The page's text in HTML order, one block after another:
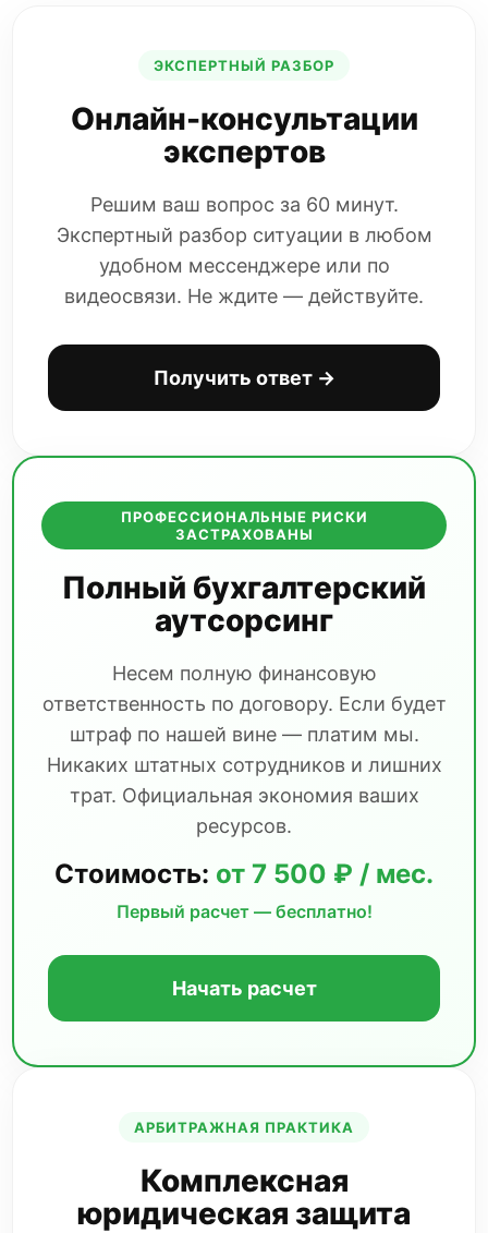
ЭКСПЕРТНЫЙ РАЗБОР
Онлайн-консультации
экспертов
Решим ваш вопрос за 60 минут.
Экспертный разбор ситуации в любом
удобном мессенджере или по
видеосвязи. Не ждите — действуйте.
Получить ответ →
ПРОФЕССИОНАЛЬНЫЕ РИСКИ
ЗАСТРАХОВАНЫ
Полный бухгалтерский
аутсорсинг
Несем полную финансовую
ответственность по договору. Если будет
штраф по нашей вине — платим мы.
Никаких штатных сотрудников и лишних
трат. Официальная экономия ваших
ресурсов.
Стоимость: от 7 500 ₽ / мес.
Первый расчет — бесплатно!
Начать расчет
АРБИТРАЖНАЯ ПРАКТИКА
Комплексная
юридическая защита